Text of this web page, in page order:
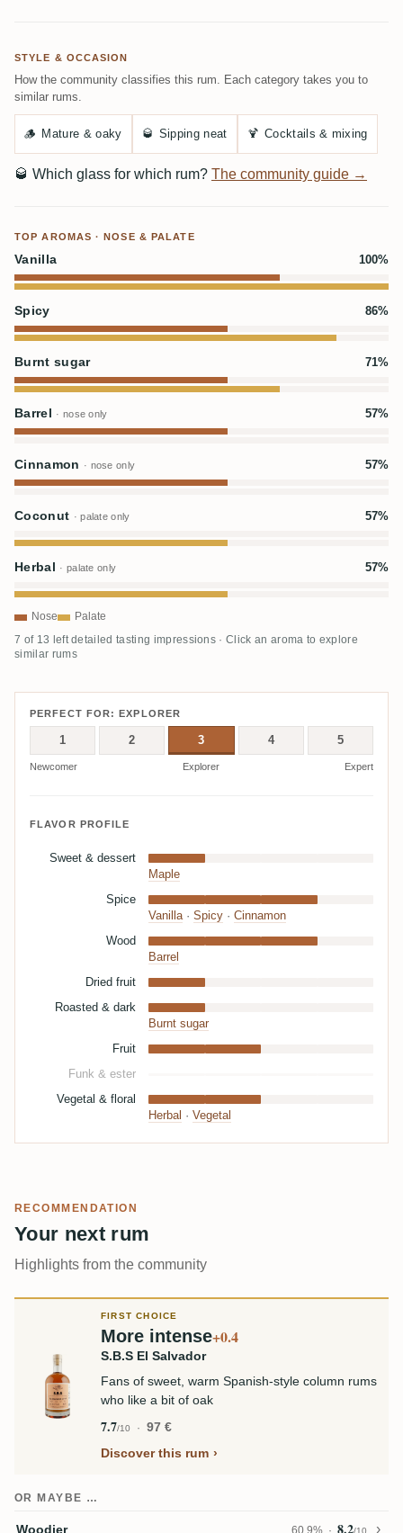
STYLE & OCCASION
How the community classifies this rum. Each category takes you to
similar rums.
🪵 Mature & oaky 🥃 Sipping neat 🍹 Cocktails & mixing
🥃 Which glass for which rum? The community guide →
TOP AROMAS · NOSE & PALATE
Vanilla 100%
Spicy 86%
Burnt sugar 71%
Barrel · nose only 57%
Cinnamon · nose only 57%
Coconut · palate only 57%
Herbal · palate only 57%
Nose Palate
7 of 13 left detailed tasting impressions · Click an aroma to explore
similar rums
PERFECT FOR: EXPLORER
1 2 3 4 5
Newcomer Explorer Expert
FLAVOR PROFILE
Sweet & dessert
Maple
Spice
Vanilla· Spicy · Cinnamon
Wood
Barrel
Dried fruit
Roasted & dark
Burnt sugar
Fruit
Funk & ester
Vegetal & floral
Herbal · Vegetal
RECOMMENDATION
Your next rum
Highlights from the community
FIRST CHOICE
More intense+0.4
S.B.S El Salvador
Fans of sweet, warm Spanish-style column rums
who like a bit of oak
7.7/10
97 €
Discover this rum
OR MAYBE …
Woodier